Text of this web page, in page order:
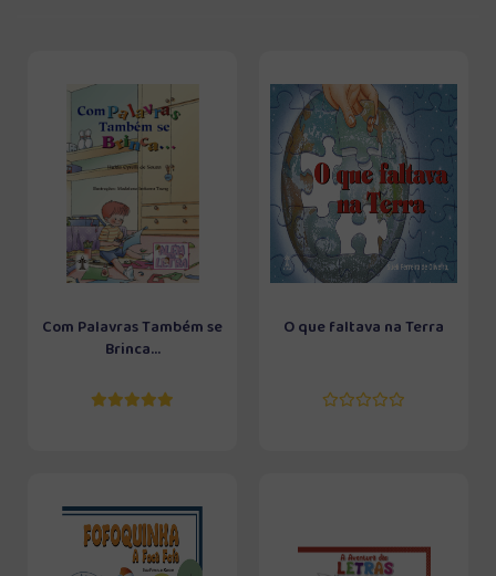
Com Palavras Também se
Brinca...
O que faltava na Terra